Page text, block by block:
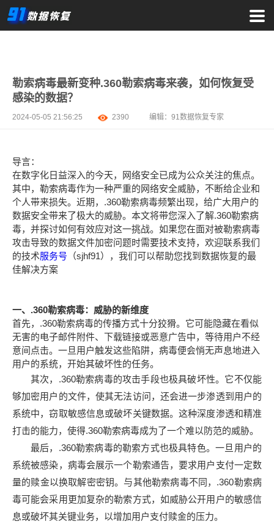
勒索病毒最新变种.360勒索病毒来袭，如何恢复受
感染的数据？
2024-05-05 21:56:25 2390 编辑： 91数据恢复专家
导言：
在数字化日益深入的今天，网络安全已成为公众关注的焦点。
其中，勒索病毒作为一种严重的网络安全威胁，不断给企业和
个人带来损失。近期，.360勒索病毒频繁出现，给广大用户的
数据安全带来了极大的威胁。本文将带您深入了解.360勒索病
毒，并探讨如何有效应对这一挑战。如果您在面对被勒索病毒
攻击导致的数据文件加密问题时需要技术支持，欢迎联系我们
的技术服务号 （sjhf91），我们可以帮助您找到数据恢复的最
佳解决方案
一、.360勒索病毒：威胁的新维度
首先，.360勒索病毒的传播方式十分狡猾。它可能隐藏在看似
无害的电子邮件附件、下载链接或恶意广告中，等待用户不经
意间点击。一旦用户触发这些陷阱，病毒便会悄无声息地进入
用户的系统，开始其破坏性的任务。
其次，.360勒索病毒的攻击手段也极具破坏性。它不仅能
够加密用户的文件，使其无法访问，还会进一步渗透到用户的
系统中，窃取敏感信息或破坏关键数据。这种深度渗透和精准
打击的能力，使得.360勒索病毒成为了一个难以防范的威胁。
最后，.360勒索病毒的勒索方式也极具特色。一旦用户的
系统被感染，病毒会展示一个勒索通告，要求用户支付一定数
量的赎金以换取解密密钥。与其他勒索病毒不同，.360勒索病
毒可能会采用更加复杂的勒索方式，如威胁公开用户的敏感信
息或破坏其关键业务，以增加用户支付赎金的压力。